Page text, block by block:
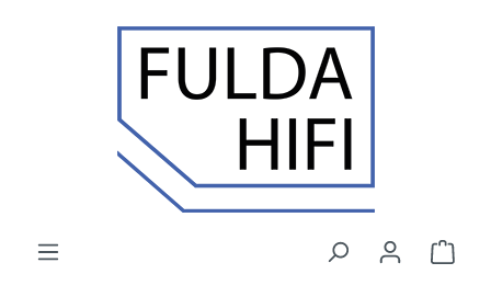
Zum Hauptinhalt springen